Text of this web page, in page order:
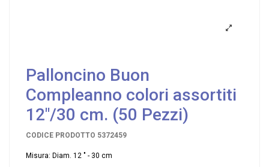
Palloncino Buon
Compleanno colori assortiti
12"/30 cm. (50 Pezzi)
CODICE PRODOTTO 5372459
Misura: Diam. 12 " - 30 cm